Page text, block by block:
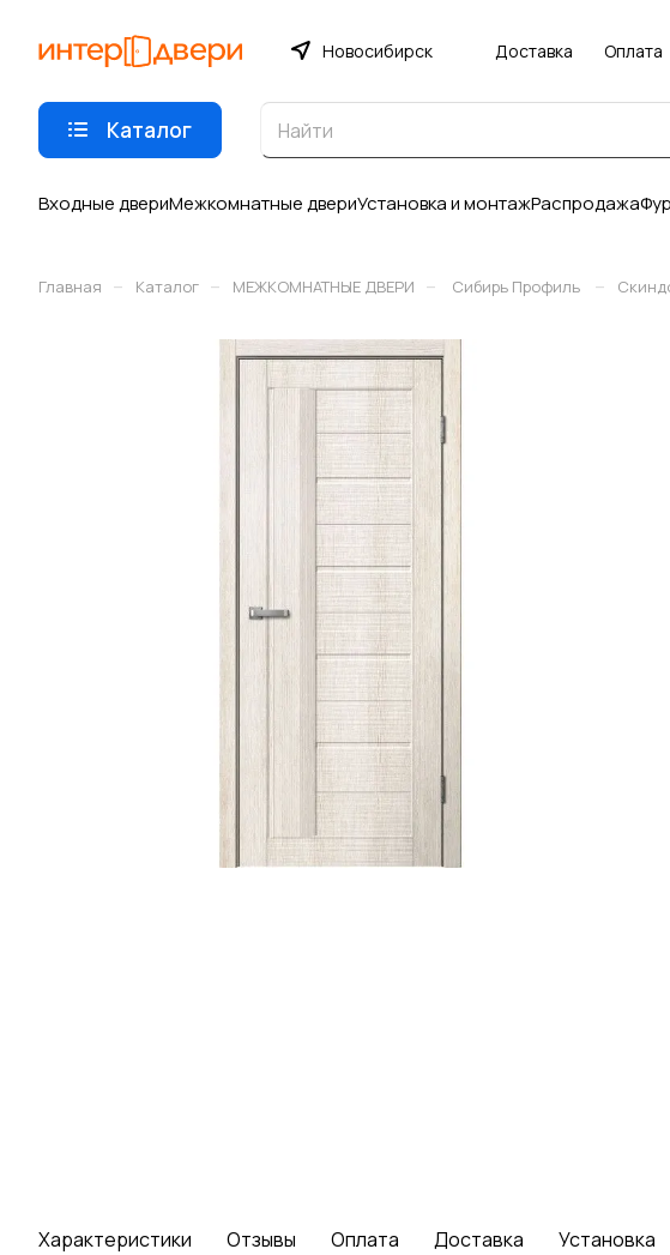
Новосибирск Доставка Оплата
Каталог
Входные двериМежкомнатные двериУстановка и монтажРаспродажа
Главная – Каталог – МЕЖКОМНАТНЫЕ ДВЕРИ – Сибирь Профиль –
Характеристики Отзывы Оплата Доставка Установка